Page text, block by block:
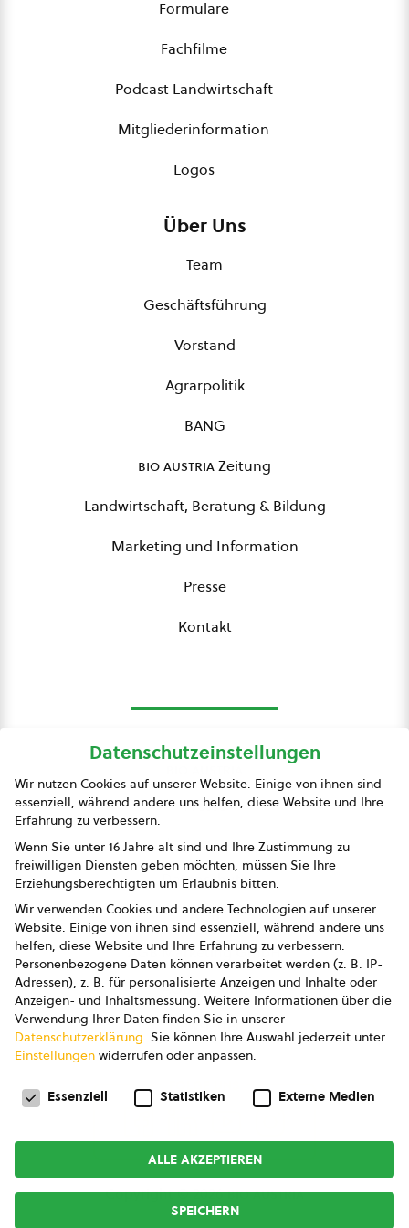
Formulare
Fachfilme
Podcast Landwirtschaft
Mitgliederinformation
Logos
Über Uns
Team
Geschäftsführung
Vorstand
Agrarpolitik
BANG
bio austriaZeitung
Landwirtschaft, Beratung & Bildung
Marketing und Information
Presse
Kontakt
Presse
Impressum
Datenschutz
AGB
AGB Marketing GmbH
AGB Bildung
Newsletter
Copyright © 2026bio austria
Datenschutzeinstellungen
Wir nutzen Cookies auf unserer Website. Einige von ihnen sind
essenziell, während andere uns helfen, diese Website und Ihre
Erfahrung zu verbessern.
Wenn Sie unter 16 Jahre alt sind und Ihre Zustimmung zu
freiwilligen Diensten geben möchten, müssen Sie Ihre
Erziehungsberechtigten um Erlaubnis bitten.
Wir verwenden Cookies und andere Technologien auf unserer
Website. Einige von ihnen sind essenziell, während andere uns
helfen, diese Website und Ihre Erfahrung zu verbessern.
Personenbezogene Daten können verarbeitet werden (z. B. IP-
Adressen), z. B. für personalisierte Anzeigen und Inhalte oder
Anzeigen- und Inhaltsmessung. Weitere Informationen über die
Verwendung Ihrer Daten finden Sie in unserer
Datenschutzerklärung. Sie können Ihre Auswahl jederzeit unter
Einstellungen widerrufen oder anpassen.
Datenschutzeinstellungen
Essenziell Statistiken Externe Medien
ALLE AKZEPTIEREN
SPEICHERN